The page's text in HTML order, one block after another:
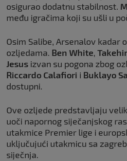
osigurao dodatnu stabilnost.
među igračima koji su ušli u
Osim Salibe, Arsenalov kadar
ozljedama. Ben White,
Jesus izvan su pogona zbog
Riccardo Calafiori i Buklayo
dostupni.
Ove ozljede predstavljaju
uoči napornog siječanjskog
utakmice Premier lige i
uključujući utakmicu sa
siječnja.